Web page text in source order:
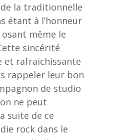
la traditionnelle
étant à l’honneur
même le
sincérité
et rafraichissante
rappeler leur bon
de studio
ne peut
suite de ce
rock dans le